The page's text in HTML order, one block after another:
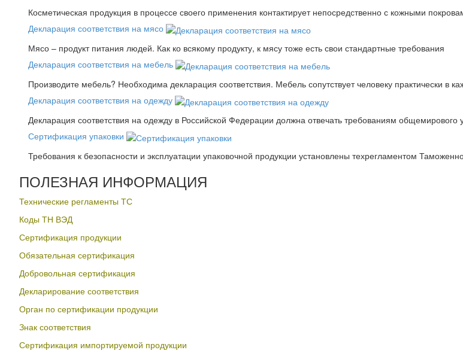
Косметическая продукция в процессе своего применения контактирует непосредственно с кожными
Декларация соответствия на мясо
Мясо – продукт питания людей. Как ко всякому продукту, к мясу тоже есть свои стандартные требования
Декларация соответствия на мебель
Производите мебель? Необходима декларация соответствия. Мебель сопутствует человеку практически в
Декларация соответствия на одежду
Декларация соответствия на одежду в Российской Федерации должна отвечать требованиям
Сертификация упаковки
Требования к безопасности и эксплуатации упаковочной продукции установлены техрегламентом
ПОЛЕЗНАЯ ИНФОРМАЦИЯ
Технические регламенты ТС
Коды ТН ВЭД
Сертификация продукции
Обязательная сертификация
Добровольная сертификация
Декларирование соответствия
Орган по сертификации продукции
Знак соответствия
Сертификация импортируемой продукции